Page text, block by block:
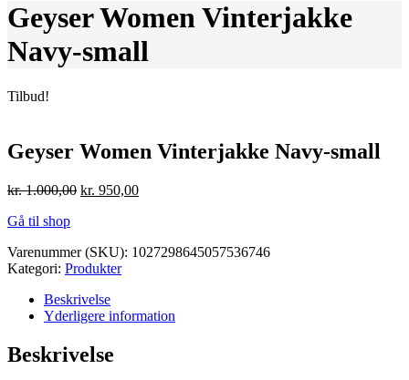
Geyser Women Vinterjakke
Navy-small
Tilbud!
Geyser Women Vinterjakke Navy-small
kr.1.000,00 Den
kr. 1.000,00.
kr. 950,00Den
kr. 950,00.
Gå til shop
Varenummer (SKU): 1027298645057536746
Kategori: Produkter
Beskrivelse
Yderligere information
Beskrivelse